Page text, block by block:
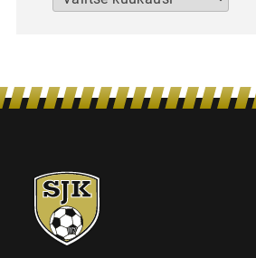
SJK-
juniorit